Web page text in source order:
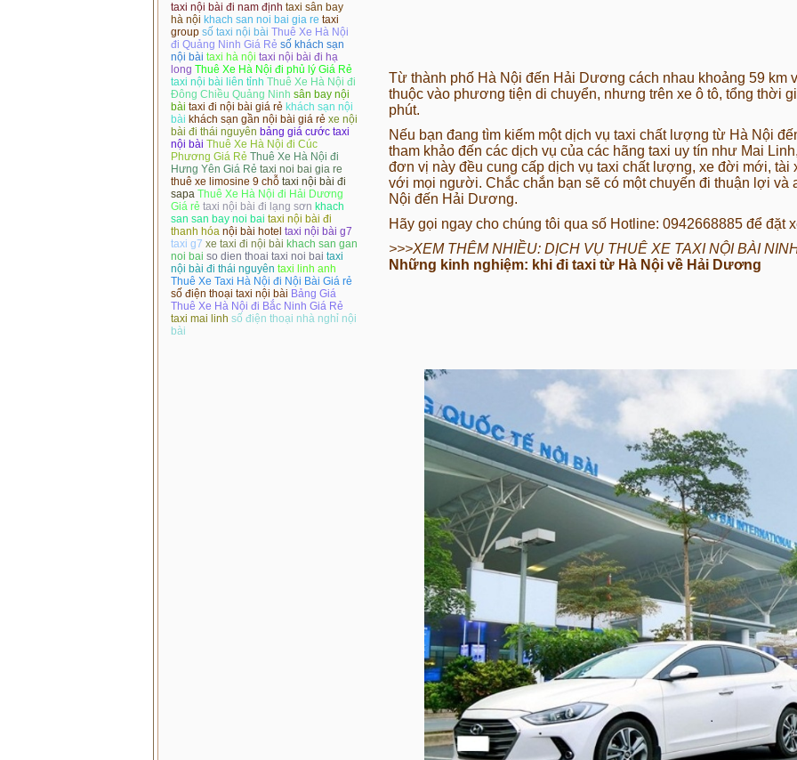
taxi nội bài đi nam định taxi sân bay
hà nội khach san noi bai gia re taxi
group số taxi nội bài Thuê Xe Hà Nội
đi Quảng Ninh Giá Rẻ số khách sạn
nội bài taxi hà nội taxi nội bài đi hạ
long Thuê Xe Hà Nội đi phủ lý Giá Rẻ
taxi nội bài liên tỉnh Thuê Xe Hà Nội đi
Đông Chiều Quảng Ninh sân bay nội
bài taxi đi nội bài giá rẻ khách sạn nội
bài khách sạn gần nội bài giá rẻ xe nội
bài đi thái nguyên bảng giá cước taxi
nội bài Thuê Xe Hà Nội đi Cúc
Phương Giá Rẻ Thuê Xe Hà Nội đi
Hưng Yên Giá Rẻ taxi noi bai gia re
thuê xe limosine 9 chỗ taxi nội bài đi
sapa Thuê Xe Hà Nội đi Hải Dương
Giá rẻ taxi nội bài đi lạng sơn khach
san san bay noi bai taxi nội bài đi
thanh hóa nội bài hotel taxi nội bài g7
taxi g7 xe taxi đi nội bài khach san gan
noi bai so dien thoai taxi noi bai taxi
nội bài đi thái nguyên taxi linh anh
Thuê Xe Taxi Hà Nội đi Nội Bài Giá rẻ
số điện thoại taxi nội bài Bảng Giá
Thuê Xe Hà Nội đi Bắc Ninh Giá Rẻ
taxi mai linh số điện thoại nhà nghỉ nội
bài
Từ thành phố Hà Nội đến Hải Dương cách nhau khoảng 59 km
thuộc vào phương tiện di chuyển, nhưng trên xe ô tô, tổng thời
phút.
Nếu bạn đang tìm kiếm một dịch vụ taxi chất lượng từ Hà Nội
tham khảo đến các dịch vụ của các hãng taxi uy tín như Mai
đơn vị này đều cung cấp dịch vụ taxi chất lượng, xe đời mới, tài
với mọi người. Chắc chắn bạn sẽ có một chuyến đi thuận lợi và
Nội đến Hải Dương.
Hãy gọi ngay cho chúng tôi qua số Hotline: 0942668885 để đặt
>>>XEM THÊM NHIỀU: DỊCH VỤ THUÊ XE TAXI NỘI BÀI
Những kinh nghiệm: khi đi taxi từ Hà Nội về Hải Dương